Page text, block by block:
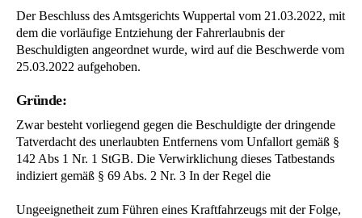
Der Beschluss des Amtsgerichts Wuppertal vom 21.03.2022, mit
dem die vorläufige Entziehung der Fahrerlaubnis der
Beschuldigten angeordnet wurde, wird auf die Beschwerde vom
25.03.2022 aufgehoben.
Gründe:
Zwar besteht vorliegend gegen die Beschuldigte der dringende
Tatverdacht des unerlaubten Entfernens vom Unfallort gemäß §
142 Abs 1 Nr. 1 StGB. Die Verwirklichung dieses Tatbestands
indiziert gemäß § 69 Abs. 2 Nr. 3 In der Regel die
Ungeeignetheit zum Führen eines Kraftfahrzeugs mit der Folge,